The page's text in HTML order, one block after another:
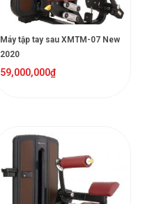
Máy tập tay sau XMTM-07 New
2020
59,000,000₫